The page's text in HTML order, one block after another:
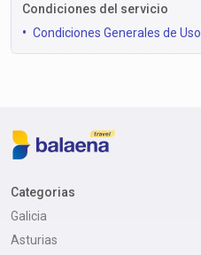
Condiciones del servicio
Condiciones Generales de Uso
Categorias
Galicia
Asturias